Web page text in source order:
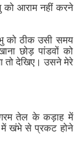
आराम नहीं करने
को ठीक उसी समय
छोड़ पांडवों को
तो देखिए। उसने मेरे
गरम तेल के कड़ाह में
में खंभे से प्रकट होने